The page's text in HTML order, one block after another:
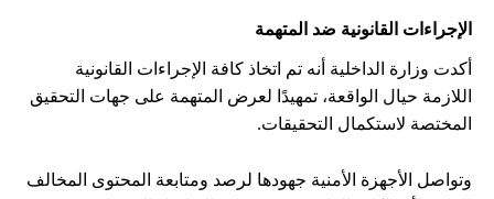
الإجراءات القانونية ضد المتهمة
أكدت وزارة الداخلية أنه تم اتخاذ كافة الإجراءات القانونية
اللازمة حيال الواقعة، تمهيدًا لعرض المتهمة على جهات التحقيق
المختصة لاستكمال التحقيقات.
وتواصل الأجهزة الأمنية جهودها لرصد ومتابعة المحتوى المخالف